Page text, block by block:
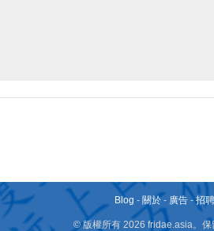
Blog - 關於 - 廣告 -招
© 版權所有 2026 fridae.asia。